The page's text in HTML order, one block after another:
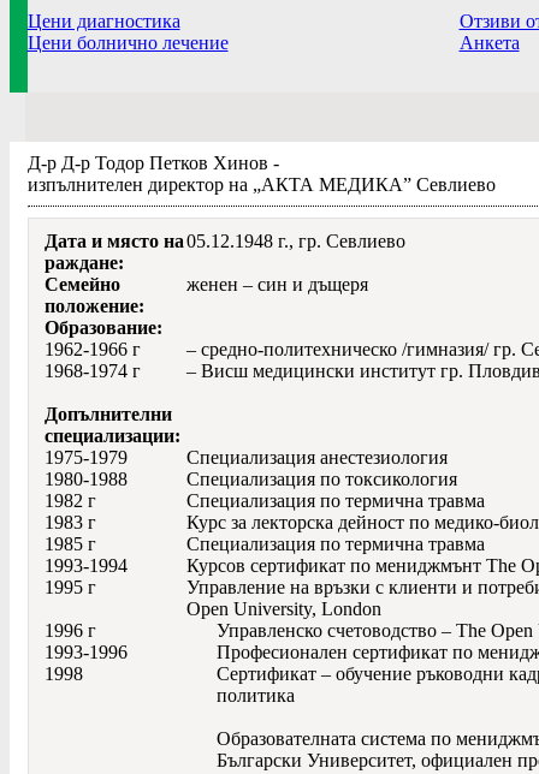
Цени диагностика
Цени болнично лечение
Отзиви
Анкета
Д-р Д-р Тодор Петков Хинов -
изпълнителен директор на „АКТА МЕДИКА” Севлиево
Дата и място на
раждане:
05.12.1948 г., гр. Севлиево
Семейно
положение:
женен – син и дъщеря
Образование:
1962-1966 г
– средно-политехническо /гимназия/ гр.
1968-1974 г
– Висш медицински институт гр.
Допълнителни
специализации:
1975-1979
Специализация анестезиология
1980-1988
Специализация по токсикология
1982 г
Специализация по термична травма
1983 г
Курс за лекторска дейност по медико-
1985 г
Специализация по термична травма
1993-1994
Курсов сертификат по мениджмънт The
1995 г
Управление на връзки с клиенти и
Open University, London
1996 г
Управленско счетоводство – The
1993-1996
Професионален сертификат по
1998
Сертификат – обучение ръководни
политика
Образователната система по
Български Университет, официален